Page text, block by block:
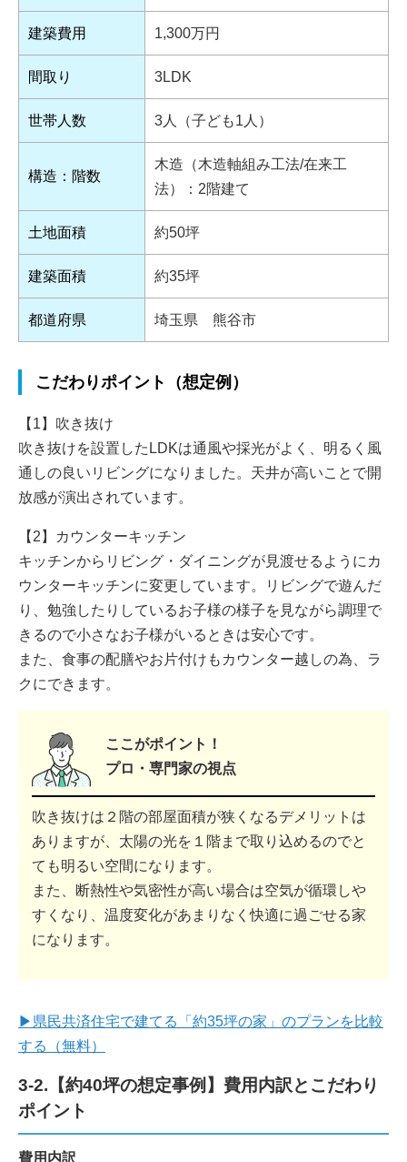
建築費用 1,300万円
間取り 3LDK
世帯人数 3人（子ども1人）
構造：階数
木造（木造軸組み工法/在来工
法）：2階建て
土地面積 約50坪
建築面積 約35坪
都道府県 埼玉県 熊谷市
こだわりポイント（想定例）
【1】吹き抜け
吹き抜けを設置したLDKは通風や採光がよく、明るく風
通しの良いリビングになりました。天井が高いことで開
放感が演出されています。
【2】カウンターキッチン
キッチンからリビング・ダイニングが見渡せるようにカ
ウンターキッチンに変更しています。リビングで遊んだ
り、勉強したりしているお子様の様子を見ながら調理で
きるので小さなお子様がいるときは安心です。
また、食事の配膳やお片付けもカウンター越しの為、ラ
クにできます。
ここがポイント！
プロ・専門家の視点
吹き抜けは２階の部屋面積が狭くなるデメリットは
ありますが、太陽の光を１階まで取り込めるのでと
ても明るい空間になります。
また、断熱性や気密性が高い場合は空気が循環しや
すくなり、温度変化があまりなく快適に過ごせる家
になります。
▶県民共済住宅で建てる「約35坪の家」のプランを比較
する（無料）
3-2.【約40坪の想定事例】費用内訳とこだわり
ポイント
費用内訳